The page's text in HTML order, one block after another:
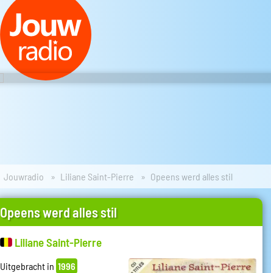
Jouwradio Liliane Saint-Pierre Opeens werd alles stil
Opeens werd alles stil
Liliane Saint-Pierre
Uitgebracht in 1996